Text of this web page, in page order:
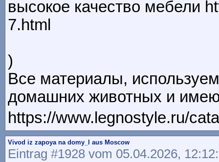
высокое качество мебели
7.html
)
Все материалы,
домашних животных и
https://www.legnostyle.ru/
Vivod iz zapoya na domy_l aus Moscow
Eintrag #1928 vom 05.04.2026,